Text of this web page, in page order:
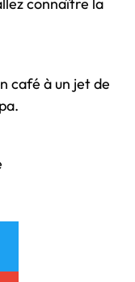
café à un jet de